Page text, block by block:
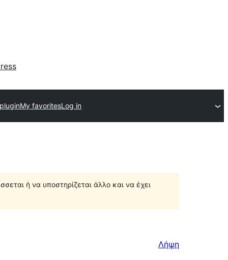
My favoritesLog in
ή να υποστηρίζεται άλλο και να έχει
Λήψη